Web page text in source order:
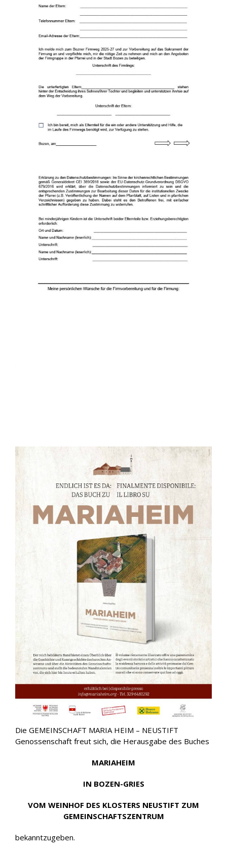
Die GEMEINSCHAFT MARIA HEIM – NEUSTIFT
Genossenschaft freut sich, die Herausgabe des Buches
MARIAHEIM
IN BOZEN-GRIES
VOM WEINHOF DES KLOSTERS NEUSTIFT ZUM
GEMEINSCHAFTSZENTRUM
bekanntzugeben.